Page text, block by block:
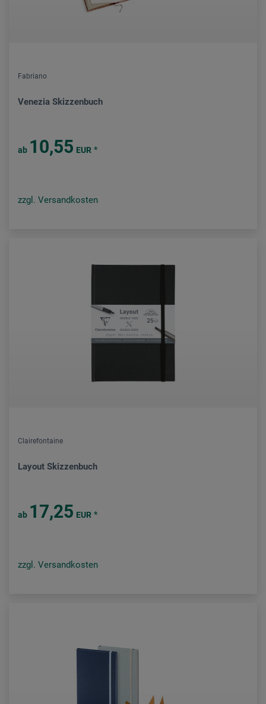
Fabriano
Venezia Skizzenbuch
ab 10,55 EUR *
zzgl. Versandkosten
Clairefontaine
Layout Skizzenbuch
ab 17,25 EUR *
zzgl. Versandkosten